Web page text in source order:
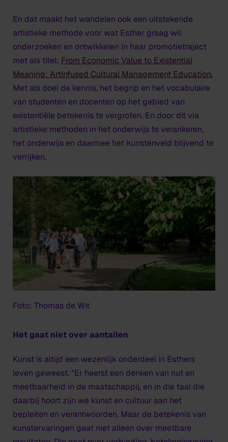
En dat maakt het wandelen ook een uitstekende
artistieke methode voor wat Esther graag wil
onderzoeken en ontwikkelen in haar promotietraject
met als titel: From Economic Value to Existential
Meaning: ArtInfused Cultural Management Education.
Met als doel de kennis, het begrip en het vocabulaire
van studenten en docenten op het gebied van
existentiële betekenis te vergroten. En door dit via
artistieke methoden in het onderwijs te verankeren,
het onderwijs en daarmee het kunstenveld blijvend te
verrijken.
Foto: Thomas de Wit
Het gaat niet over aantallen
Kunst is altijd een wezenlijk onderdeel in Esthers
leven geweest. “Er heerst een denken van nut en
meetbaarheid in de maatschappij, en in die taal die
daarbij hoort zijn we kunst en cultuur aan het
bepleiten en verantwoorden. Maar de betekenis van
kunstervaringen gaat niet alleen over meetbare